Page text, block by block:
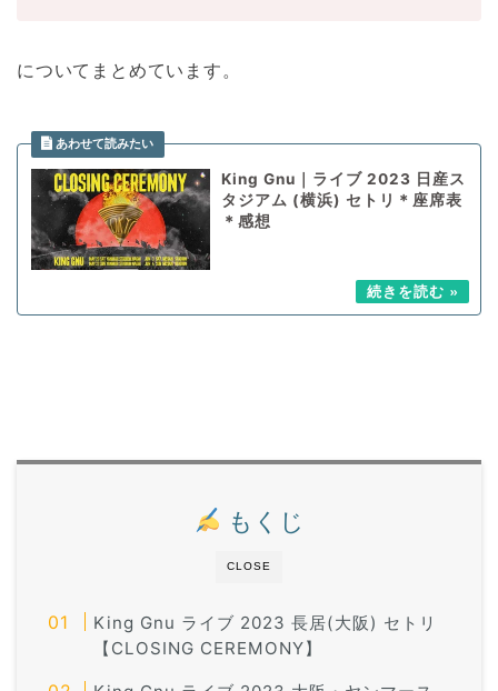
についてまとめています。
King Gnu｜ライブ 2023 日産ス
タジアム (横浜) セトリ＊座席表
＊感想
CLOSE
もくじ
King Gnu ライブ 2023 長居(大阪) セトリ
【CLOSING CEREMONY】